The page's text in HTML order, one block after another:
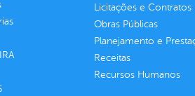
Licitações e Contratos
Obras Públicas
Planejamento e
Receitas
Recursos Humanos